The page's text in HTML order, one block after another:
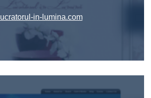
lucratorul-in-lumina.com